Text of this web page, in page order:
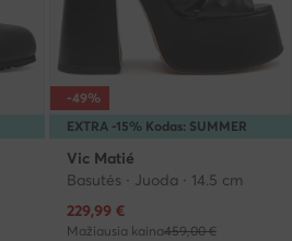
EXTRA -15% Kodas: SUMMER
-49%
Vic Matié
Basutės · Juoda · 14.5 cm
Dabartinė kaina
229,99 €
Mažiausia kaina459,00 €